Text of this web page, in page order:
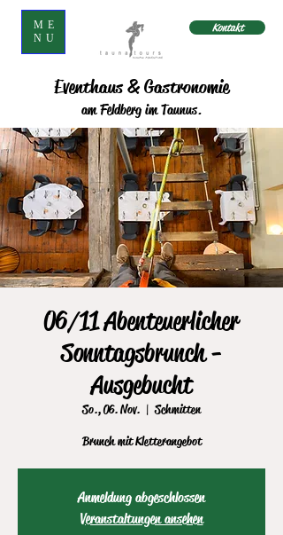
ME
NU
Kontakt
Eventhaus & Gastronomie
am Feldberg im Taunus.
06/11 Abenteuerlicher
Sonntagsbrunch -
Ausgebucht
So., 06. Nov.
  |
Schmitten
Brunch mit Kletterangebot
Anmeldung abgeschlossen
Veranstaltungen ansehen